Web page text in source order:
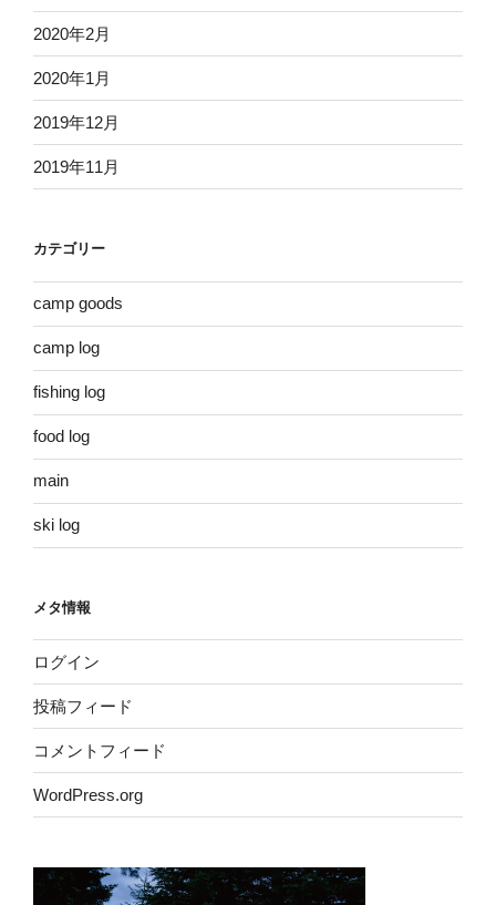
2020年2月
2020年1月
2019年12月
2019年11月
カテゴリー
camp goods
camp log
fishing log
food log
main
ski log
メタ情報
ログイン
投稿フィード
コメントフィード
WordPress.org